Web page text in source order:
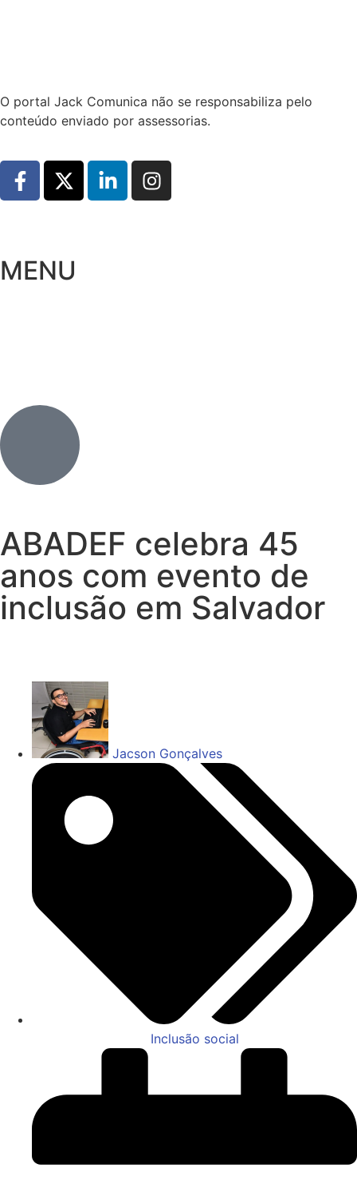
O portal Jack Comunica não se responsabiliza pelo
conteúdo enviado por assessorias.
MENU
ABADEF celebra 45
anos com evento de
inclusão em Salvador
Jacson Gonçalves
Inclusão social